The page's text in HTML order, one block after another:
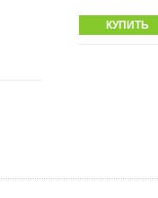
КУПИТЬ